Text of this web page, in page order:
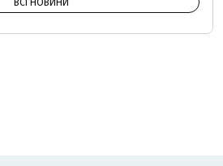
ВСІ НОВИНИ